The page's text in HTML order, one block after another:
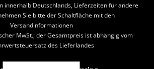
innerhalb Deutschlands, Lieferzeiten für andere
Sie bitte der Schaltfläche mit den
Versandinformationen
MwSt.; der Gesamtpreis ist abhängig vom
des Lieferlandes